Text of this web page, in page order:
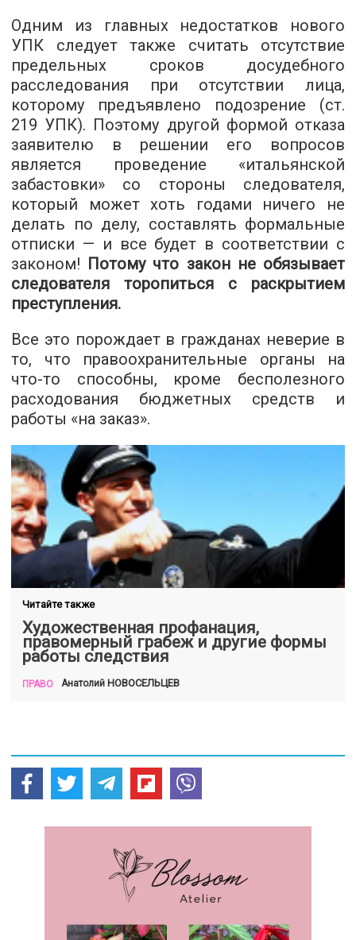
Одним из главных недостатков нового
УПК следует также считать отсутствие
предельных сроков досудебного
расследования при отсутствии лица,
которому предъявлено подозрение (ст.
219 УПК). Поэтому другой формой отказа
заявителю в решении его вопросов
является проведение «итальянской
забастовки» со стороны следователя,
который может хоть годами ничего не
делать по делу, составлять формальные
отписки — и все будет в соответствии с
законом! Потому что закон не обязывает
следователя торопиться с раскрытием
преступления.
Все это порождает в гражданах неверие в
то, что правоохранительные органы на
что-то способны, кроме бесполезного
расходования бюджетных средств и
работы «на заказ».
Читайте также
Художественная профанация,
правомерный грабеж и другие формы
работы следствия
ПРАВО Анатолий НОВОСЕЛЬЦЕВ